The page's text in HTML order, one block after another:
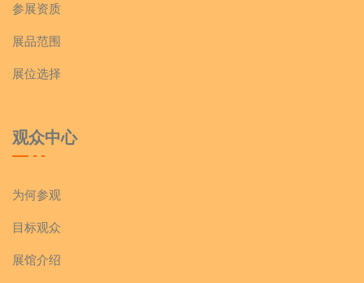
参展资质
展品范围
展位选择
观众中心
为何参观
目标观众
展馆介绍